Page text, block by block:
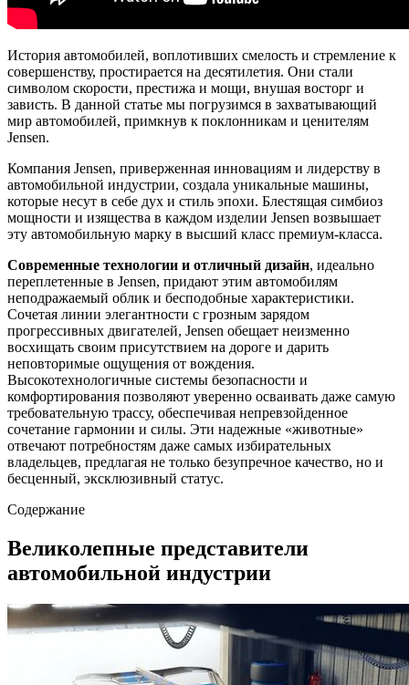
История автомобилей, воплотивших смелость и стремление к
совершенству, простирается на десятилетия. Они стали
символом скорости, престижа и мощи, внушая восторг и
зависть. В данной статье мы погрузимся в захватывающий
мир автомобилей, примкнув к поклонникам и ценителям
Jensen.
Компания Jensen, приверженная инновациям и лидерству в
автомобильной индустрии, создала уникальные машины,
которые несут в себе дух и стиль эпохи. Блестящая симбиоз
мощности и изящества в каждом изделии Jensen возвышает
эту автомобильную марку в высший класс премиум-класса.
Современные технологии и отличный дизайн, идеально
переплетенные в Jensen, придают этим автомобилям
неподражаемый облик и бесподобные характеристики.
Сочетая линии элегантности с грозным зарядом
прогрессивных двигателей, Jensen обещает неизменно
восхищать своим присутствием на дороге и дарить
неповторимые ощущения от вождения.
Высокотехнологичные системы безопасности и
комфортирования позволяют уверенно осваивать даже самую
требовательную трассу, обеспечивая непревзойденное
сочетание гармонии и силы. Эти надежные «животные»
отвечают потребностям даже самых избирательных
владельцев, предлагая не только безупречное качество, но и
бесценный, эксклюзивный статус.
Содержание
Великолепные представители
автомобильной индустрии